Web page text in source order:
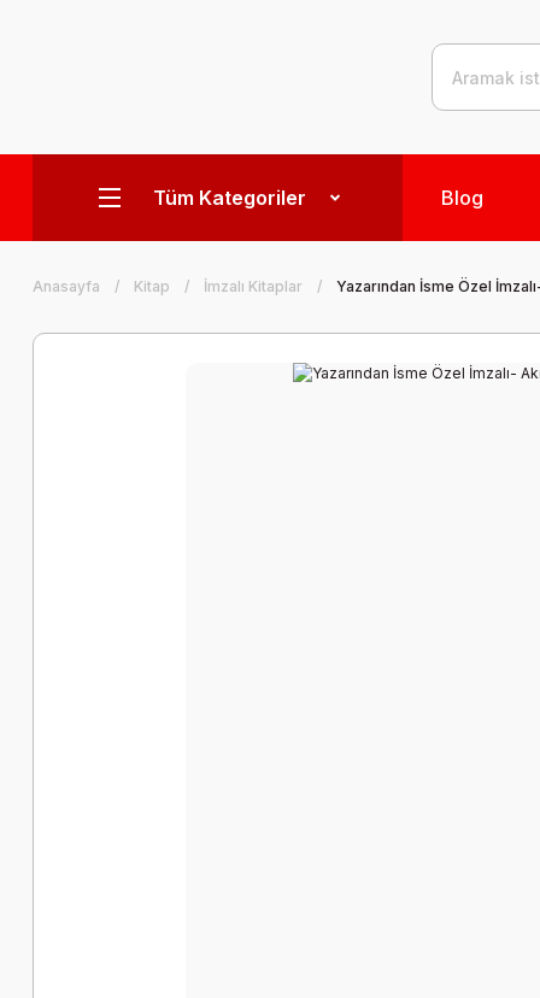
Tüm Kategoriler Blog
Anasayfa Kitap İmzalı Kitaplar Yazarından İsme Özel